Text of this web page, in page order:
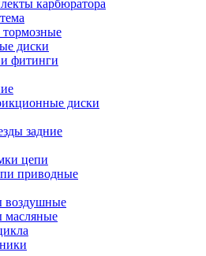
карбюратора
диски
фитинги
диски
задние
цепи
приводные
воздушные
масляные